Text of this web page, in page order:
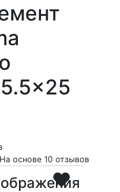
На основе 10 отзывов